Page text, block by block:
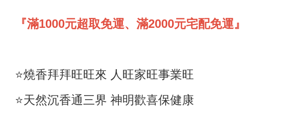
『滿1000元超取免運、滿2000元宅配免運』
⭐️燒香拜拜旺旺來 人旺家旺事業旺
⭐️天然沉香通三界 神明歡喜保健康